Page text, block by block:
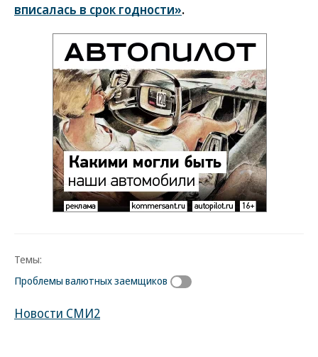
вписалась в срок годности».
Темы:
Проблемы валютных заемщиков
Новости СМИ2